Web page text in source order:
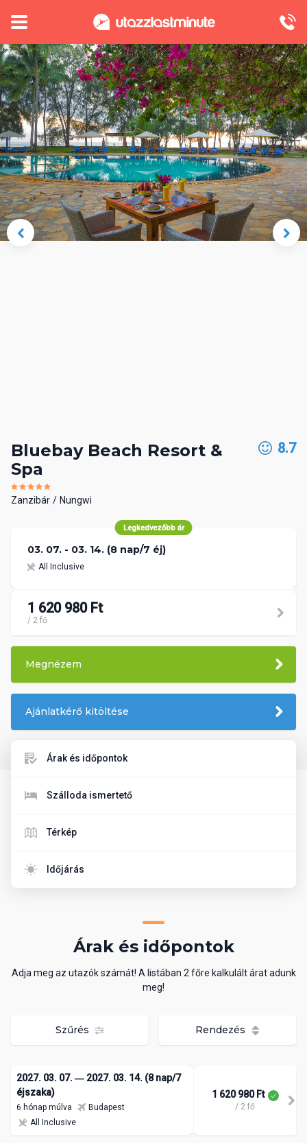
Bluebay Beach Resort &
Spa
Zanzibár Nungwi
8.7
Legkedvezőbb ár
03. 07. - 03. 14. (8 nap/7 éj)
All Inclusive
1 620 980 Ft
/ 2 fő
Megnézem
Ajánlatkérő kitöltése
Árak és időpontok
Szálloda ismertető
Térkép
Időjárás
Árak és időpontok
Adja meg az utazók számát! A listában 2 főre kalkulált árat adunk
meg!
Szűrés Rendezés
2027. 03. 07. ― 2027. 03. 14. (8 nap/7
éjszaka)
6 hónap múlva
Budapest
All Inclusive
1 620 980 Ft
/ 2 fő